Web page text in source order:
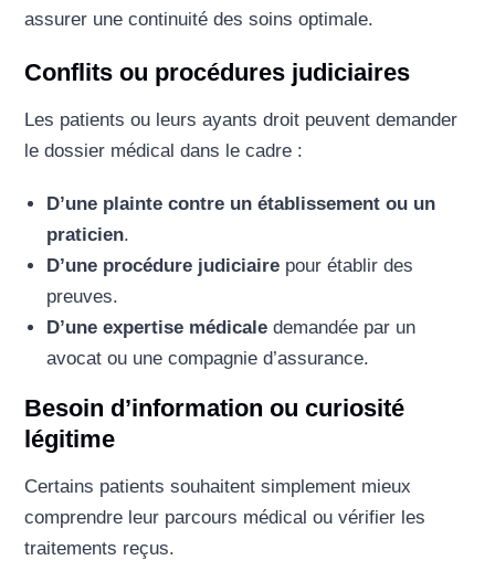
assurer une continuité des soins optimale.
Conflits ou procédures judiciaires
Les patients ou leurs ayants droit peuvent demander
le dossier médical dans le cadre :
D’une plainte contre un établissement ou un
praticien.
D’une procédure judiciaire pour établir des
preuves.
D’une expertise médicale demandée par un
avocat ou une compagnie d’assurance.
Besoin d’information ou curiosité
légitime
Certains patients souhaitent simplement mieux
comprendre leur parcours médical ou vérifier les
traitements reçus.